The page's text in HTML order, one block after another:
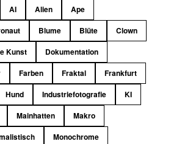
AI Alien
Ape
Blume Blüte
Clown
Kunst
Dokumentation
Farben Fraktal
Frankfurt
Hund Industriefotografie
KI
Mainhatten
Makro
Monochrome